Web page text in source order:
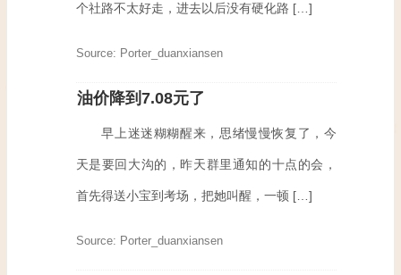
个社路不太好走，进去以后没有硬化路 […]
Source: Porter_duanxiansen
油价降到7.08元了
早上迷迷糊糊醒来，思绪慢慢恢复了，今
天是要回大沟的，昨天群里通知的十点的会，
首先得送小宝到考场，把她叫醒，一顿 […]
Source: Porter_duanxiansen